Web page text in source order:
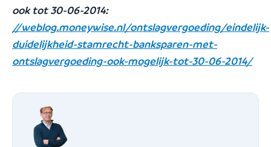
ook tot 30-06-2014:
//weblog.moneywise.nl/ontslagvergoeding/eindelijk-
duidelijkheid-stamrecht-banksparen-met-
ontslagvergoeding-ook-mogelijk-tot-30-06-2014/